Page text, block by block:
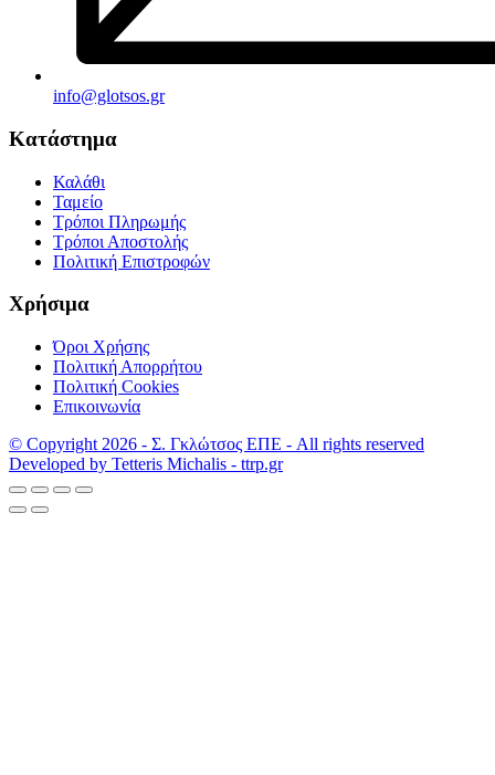
info@glotsos.gr
Κατάστημα
Καλάθι
Ταμείο
Τρόποι Πληρωμής
Τρόποι Αποστολής
Πολιτική Επιστροφών
Χρήσιμα
Όροι Χρήσης
Πολιτική Απορρήτου
Πολιτική Cookies
Επικοινωνία
© Copyright 2026 - Σ. Γκλώτσος ΕΠΕ - All rights reserved
Developed by Tetteris Michalis - ttrp.gr